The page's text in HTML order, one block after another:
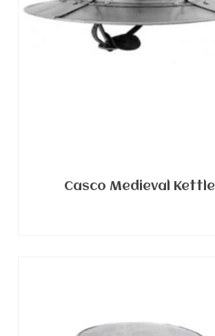
Casco Medieval Kettle